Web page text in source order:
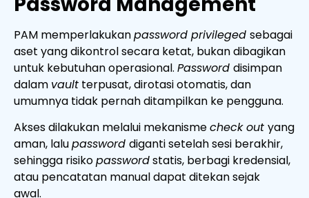
PAM memperlakukanpassword privileged sebagai
aset yang dikontrol secara ketat, bukan dibagikan
untuk kebutuhan operasional. Password disimpan
dalam vault terpusat, dirotasi otomatis, dan
umumnya tidak pernah ditampilkan ke pengguna.
Akses dilakukan melalui mekanismecheck out yang
aman, lalupassword diganti setelah sesi berakhir,
sehingga risikopasswordstatis, berbagi kredensial,
atau pencatatan manual dapat ditekan sejak
awal.